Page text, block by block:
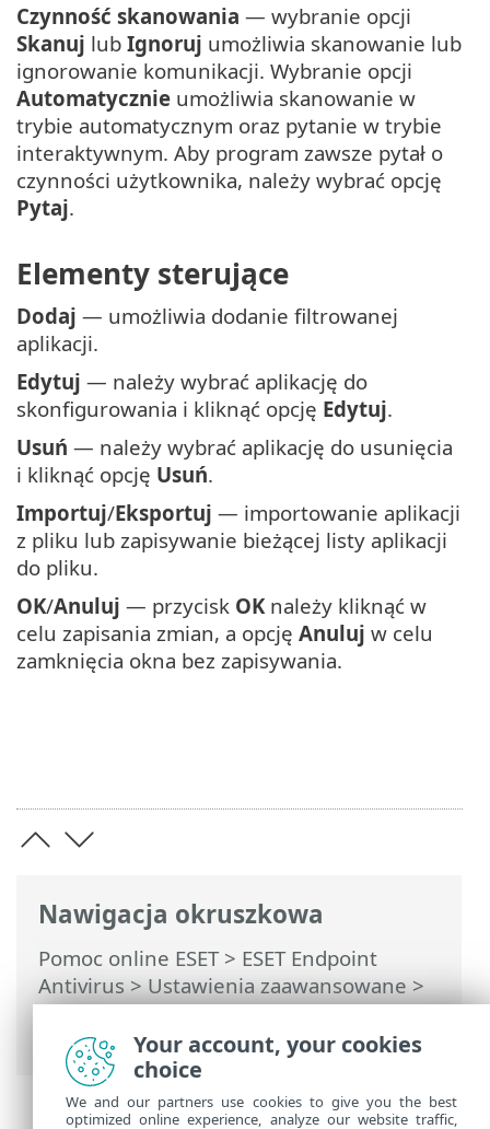
Nawigacja okruszkowa
Pomoc online ESET> ESET Endpoint
Antivirus>Ustawienia zaawansowane>
Zabezpieczenia>SSL/TLS> Reguły
skanowania aplikacji
Czynność skanowania — wybranie opcji
Skanuj lub Ignoruj umożliwia skanowanie lub
ignorowanie komunikacji. Wybranie opcji
Automatycznie umożliwia skanowanie w
trybie automatycznym oraz pytanie w trybie
interaktywnym. Aby program zawsze pytał o
czynności użytkownika, należy wybrać opcję
Pytaj.
Elementy sterujące
Dodaj — umożliwia dodanie filtrowanej
aplikacji.
Edytuj — należy wybrać aplikację do
skonfigurowania i kliknąć opcję Edytuj.
Usuń — należy wybrać aplikację do usunięcia
i kliknąć opcję Usuń.
Importuj/Eksportuj — importowanie aplikacji
z pliku lub zapisywanie bieżącej listy aplikacji
do pliku.
OK/Anuluj — przycisk OKnależy kliknąć w
celu zapisania zmian, a opcję Anuluj w celu
zamknięcia okna bez zapisywania.
Your account, your cookies
choice
We and our partners use cookies to give you the best
optimized online experience, analyze our website traffic,